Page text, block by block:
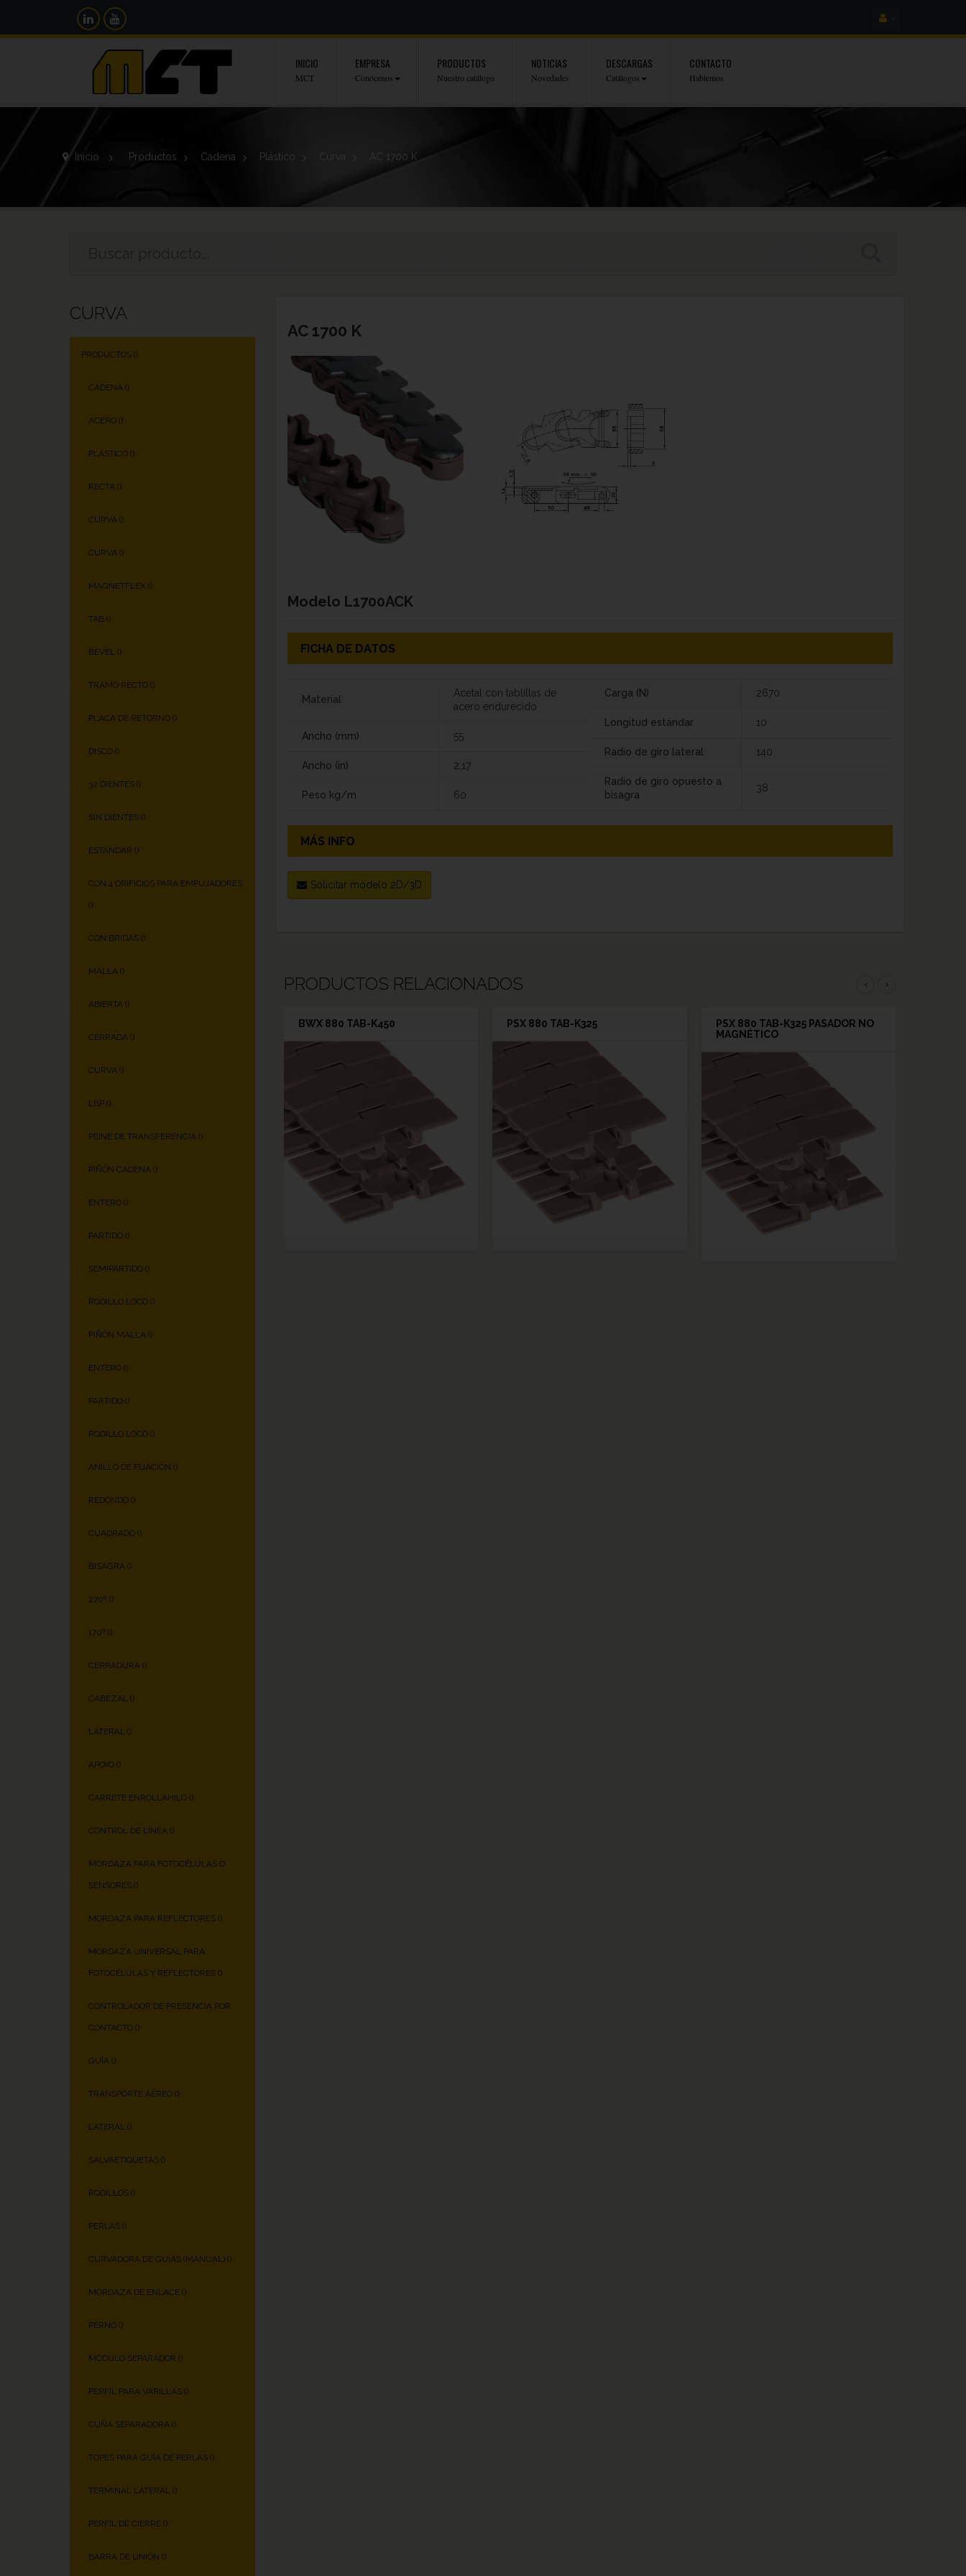
INICIO
MCT
EMPRESA
Conócenos
PRODUCTOS
Nuestro catálogo
NOTICIAS
Novedades
DESCARGAS
Catálogos
CONTACTO
Hablemos
Inicio > Productos > Cadena > Plástico > Curva > AC 1700 K
CURVA
PRODUCTOS ()
CADENA ()
ACERO ()
PLÁSTICO ()
RECTA ()
CURVA ()
CURVA ()
MAGNETFLEX ()
TAB ()
BEVEL ()
TRAMO RECTO ()
PLACA DE RETORNO ()
DISCO ()
32 DIENTES ()
SIN DIENTES ()
ESTÁNDAR ()
CON 4 ORIFICIOS PARA EMPUJADORES
()
CON BRIDAS ()
MALLA ()
ABIERTA ()
CERRADA ()
CURVA ()
LBP ()
PEINE DE TRANSFERENCIA ()
PIÑÓN CADENA ()
ENTERO ()
PARTIDO ()
SEMIPARTIDO ()
RODILLO LOCO ()
PIÑÓN MALLA ()
ENTERO ()
PARTIDO ()
RODILLO LOCO ()
ANILLO DE FIJACIÓN ()
REDONDO ()
CUADRADO ()
BISAGRA ()
270º ()
170º ()
CERRADURA ()
CABEZAL ()
LATERAL ()
APOYO ()
CARRETE ENROLLAHILO ()
CONTROL DE LÍNEA ()
MORDAZA PARA FOTOCÉLULAS O
SENSORES ()
MORDAZA PARA REFLECTORES ()
MORDAZA UNIVERSAL PARA
FOTOCÉLULAS Y REFLECTORES ()
CONTROLADOR DE PRESENCIA POR
CONTACTO ()
GUÍA ()
TRANSPORTE AÉREO ()
LATERAL ()
SALVAETIQUETAS ()
RODILLOS ()
PERLAS ()
CURVADORA DE GUÍAS (MANUAL) ()
MORDAZA DE ENLACE ()
PERNO ()
MÓDULO SEPARADOR ()
PERFIL PARA VARILLAS ()
CUÑA SEPARADORA ()
TOPES PARA GUÍA DE PERLAS ()
TERMINAL LATERAL ()
PERFIL DE CIERRE ()
BARRA DE UNIÓN ()
AC 1700 K
Modelo L1700ACK
FICHA DE DATOS
Material
Acetal con tablillas de
acero endurecido
Ancho (mm) 55
Ancho (in) 2,17
Peso kg/m 60
Carga (N) 2670
Longitud estándar 10
Radio de giro lateral 140
Radio de giro opuesto a
bisagra
38
MÁS INFO
Solicitar modelo 2D/3D
PRODUCTOS RELACIONADOS ‹ ›
BWX 880 TAB-K450 PSX 880 TAB-K325
PSX 880 TAB-K325 PASADOR NO
MAGNÉTICO